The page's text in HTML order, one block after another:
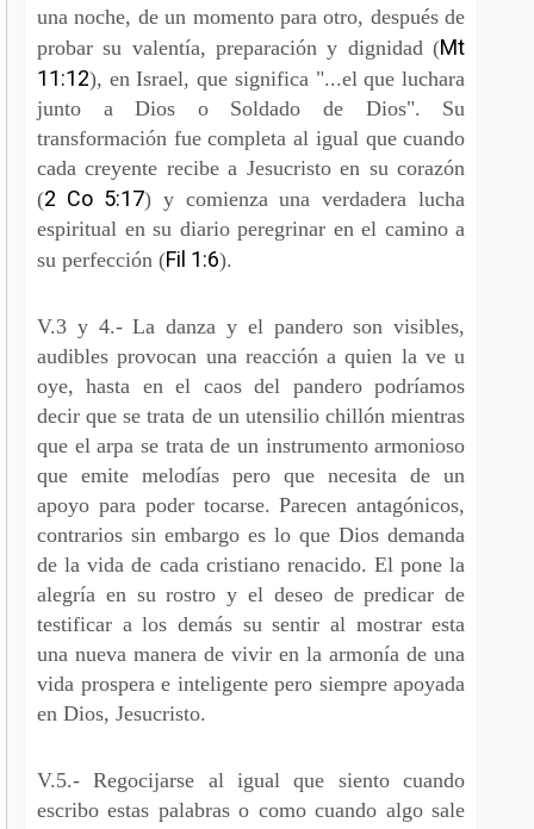
una noche, de un momento para otro, después de
probar su valentía, preparación y dignidad (Mt
11:12), en Israel, que significa "...el que luchara
junto a Dios o Soldado de Dios". Su
transformación fue completa al igual que cuando
cada creyente recibe a Jesucristo en su corazón
(2 Co 5:17) y comienza una verdadera lucha
espiritual en su diario peregrinar en el camino a
su perfección (Fil 1:6).
V.3 y 4.- La danza y el pandero son visibles,
audibles provocan una reacción a quien la ve u
oye, hasta en el caos del pandero podríamos
decir que se trata de un utensilio chillón mientras
que el arpa se trata de un instrumento armonioso
que emite melodías pero que necesita de un
apoyo para poder tocarse. Parecen antagónicos,
contrarios sin embargo es lo que Dios demanda
de la vida de cada cristiano renacido. El pone la
alegría en su rostro y el deseo de predicar de
testificar a los demás su sentir al mostrar esta
una nueva manera de vivir en la armonía de una
vida prospera e inteligente pero siempre apoyada
en Dios, Jesucristo.
V.5.- Regocijarse al igual que siento cuando
escribo estas palabras o como cuando algo sale